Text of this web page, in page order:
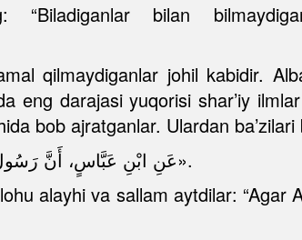
“Biladiganlar bilan
qilmaydiganlar johil kabidir.
eng darajasi yuqorisi shar’iy
bob ajratganlar. Ulardan
عَنِ ابْنِ عَبَّاسٍ، أَنَّ رَسُولَ اللهِ صلى الله عليه وسلم قَالَ: مَنْ يُرِدِ اللهُ بِهِ خَيْرًا يُفَقِّهْهُ فِي الدِّينِ».
alayhi va sallam aytdilar: “Agar